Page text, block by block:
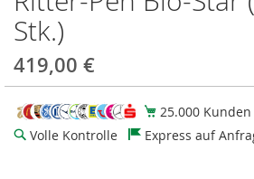
Stk.)
419,00 €
25.000 Kunden
Volle Kontrolle
Express auf
Anfang
der
Bildgalerie
springen